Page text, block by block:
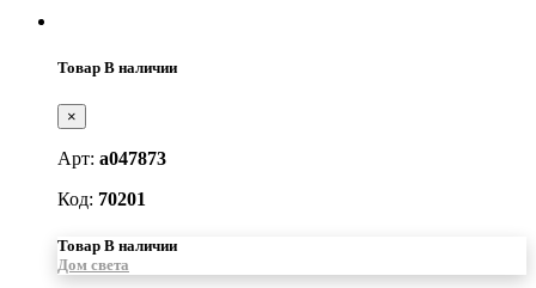
Товар В наличии
×
Арт: a047873
Код: 70201
Товар В наличии
Дом света